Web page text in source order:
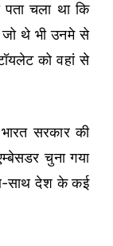
चला था कि
थे भी उनमे से
को वहां से
सरकार की
चुना गया
साथ देश के कई